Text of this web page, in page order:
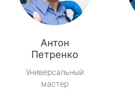
Антон
Петренко
Универсальный
мастер